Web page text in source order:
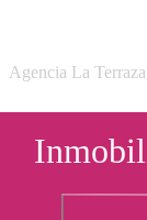
Agencia La